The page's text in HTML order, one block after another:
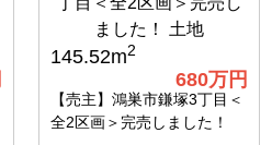
145.52m2
680万円
【売主】鴻巣市鎌塚3丁目＜
全2区画＞完売しました！